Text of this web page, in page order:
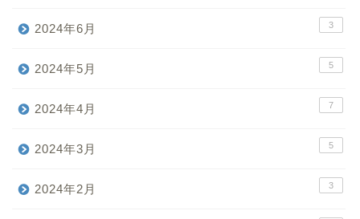
2024年6月 3
2024年5月 5
2024年4月 7
2024年3月 5
2024年2月 3